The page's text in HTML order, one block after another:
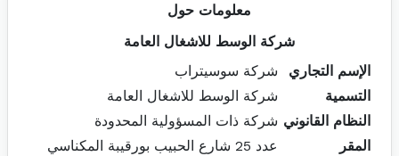
معلومات حول
شركة الوسط للاشغال العامة
الإسم التجاري
شركة سوسيتراب
التسمية
شركة الوسط للاشغال العامة
النظام القانوني شركة ذات المسؤولية المحدودة
المقر
عدد 25 شارع الحبيب بورقيبة المكناسي